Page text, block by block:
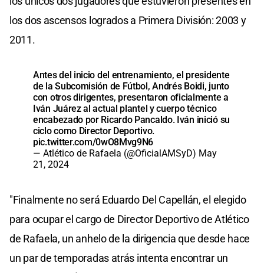
los dos ascensos logrados a Primera División: 2003 y
2011.
Antes del inicio del entrenamiento, el presidente
de la Subcomisión de Fútbol, Andrés Boidi, junto
con otros dirigentes, presentaron oficialmente a
Iván Juárez al actual plantel y cuerpo técnico
encabezado por Ricardo Pancaldo. Iván inició su
ciclo como Director Deportivo.
pic.twitter.com/0wO8Mvg9N6
— Atlético de Rafaela (@OficialAMSyD) May
21, 2024
"Finalmente no será Eduardo Del Capellán, el elegido
para ocupar el cargo de Director Deportivo de Atlético
de Rafaela, un anhelo de la dirigencia que desde hace
un par de temporadas atrás intenta encontrar un